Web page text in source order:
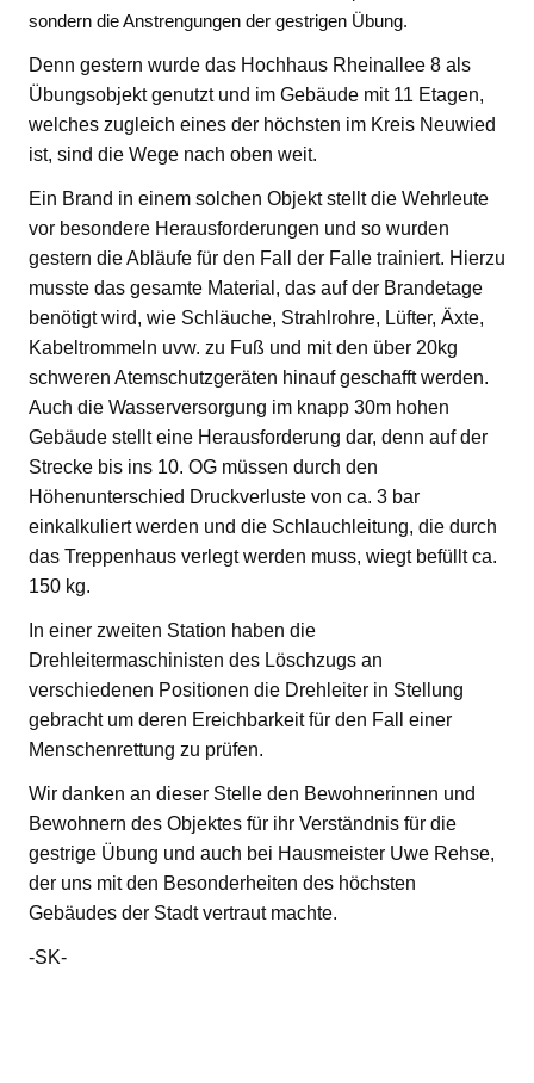
sondern die Anstrengungen der gestrigen Übung.
Denn gestern wurde das Hochhaus Rheinallee 8 als
Übungsobjekt genutzt und im Gebäude mit 11 Etagen,
welches zugleich eines der höchsten im Kreis Neuwied
ist, sind die Wege nach oben weit.
Ein Brand in einem solchen Objekt stellt die Wehrleute
vor besondere Herausforderungen und so wurden
gestern die Abläufe für den Fall der Falle trainiert. Hierzu
musste das gesamte Material, das auf der Brandetage
benötigt wird, wie Schläuche, Strahlrohre, Lüfter, Äxte,
Kabeltrommeln uvw. zu Fuß und mit den über 20kg
schweren Atemschutzgeräten hinauf geschafft werden.
Auch die Wasserversorgung im knapp 30m hohen
Gebäude stellt eine Herausforderung dar, denn auf der
Strecke bis ins 10. OG müssen durch den
Höhenunterschied Druckverluste von ca. 3 bar
einkalkuliert werden und die Schlauchleitung, die durch
das Treppenhaus verlegt werden muss, wiegt befüllt ca.
150 kg.
In einer zweiten Station haben die
Drehleitermaschinisten des Löschzugs an
verschiedenen Positionen die Drehleiter in Stellung
gebracht um deren Ereichbarkeit für den Fall einer
Menschenrettung zu prüfen.
Wir danken an dieser Stelle den Bewohnerinnen und
Bewohnern des Objektes für ihr Verständnis für die
gestrige Übung und auch bei Hausmeister Uwe Rehse,
der uns mit den Besonderheiten des höchsten
Gebäudes der Stadt vertraut machte.
-SK-